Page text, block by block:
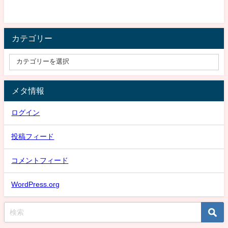
カテゴリー
メタ情報
ログイン
投稿フィード
コメントフィード
WordPress.org